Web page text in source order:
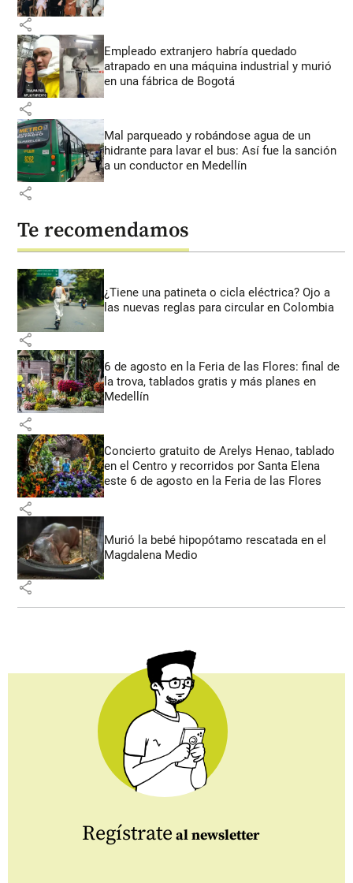
share
Empleado extranjero habría quedado
atrapado en una máquina industrial y murió
en una fábrica de Bogotá
share
Mal parqueado y robándose agua de un
hidrante para lavar el bus: Así fue la sanción
a un conductor en Medellín
share
Te recomendamos
¿Tiene una patineta o cicla eléctrica? Ojo a
las nuevas reglas para circular en Colombia
share
6 de agosto en la Feria de las Flores: final de
la trova, tablados gratis y más planes en
Medellín
share
Concierto gratuito de Arelys Henao, tablado
en el Centro y recorridos por Santa Elena
este 6 de agosto en la Feria de las Flores
share
Murió la bebé hipopótamo rescatada en el
Magdalena Medio
share
Regístrate al newsletter